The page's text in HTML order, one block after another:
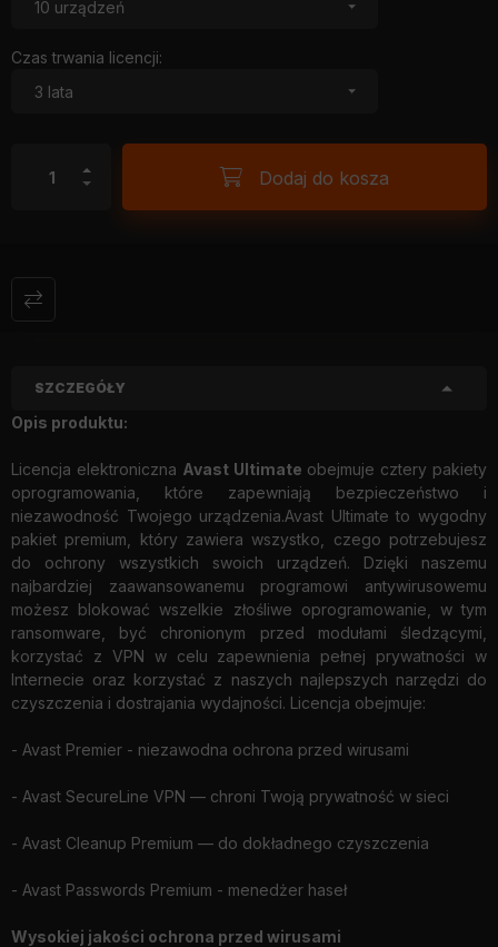
Czas trwania licencji:
Dodaj do kosza
SZCZEGÓŁY
Opis produktu:
Licencja elektroniczna Avast Ultimate obejmuje cztery pakiety
oprogramowania, które zapewniają bezpieczeństwo i
niezawodność Twojego urządzenia.Avast Ultimate to wygodny
pakiet premium, który zawiera wszystko, czego potrzebujesz
do ochrony wszystkich swoich urządzeń. Dzięki naszemu
najbardziej zaawansowanemu programowi antywirusowemu
możesz blokować wszelkie złośliwe oprogramowanie, w tym
ransomware, być chronionym przed modułami śledzącymi,
korzystać z VPN w celu zapewnienia pełnej prywatności w
Internecie oraz korzystać z naszych najlepszych narzędzi do
czyszczenia i dostrajania wydajności. Licencja obejmuje:
- Avast Premier - niezawodna ochrona przed wirusami
- Avast SecureLine VPN — chroni Twoją prywatność w sieci
- Avast Cleanup Premium — do dokładnego czyszczenia
- Avast Passwords Premium - menedżer haseł
Wysokiej jakości ochrona przed wirusami